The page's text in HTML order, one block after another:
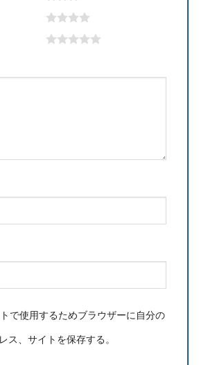
で使用するためブラウザーに自分の
ス、サイトを保存する。